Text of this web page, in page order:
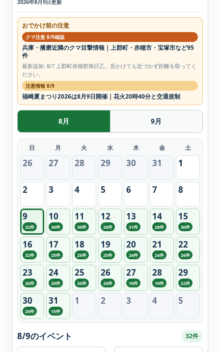
2026年8月9日更新
おでかけ前の注意
クマ注意 8/9確認
兵庫・播磨近隣のクマ目撃情報｜上郡町・赤穂市・宝塚市など95
件
最新追加: 8/7 上郡町赤穂郡旭日乙。見かけても近づかず距離を取ってく
ださい。
注意情報 8/9
福崎夏まつり2026は8月9日開催｜花火20時40分と交通規制
8月 9月
日 月 火 水 木 金 土
26 27 28 29 30 31 1
2 3 4 5 6 7 8
9
32件
10
30件
11
30件
12
28件
13
31件
14
28件
15
30件
16
32件
17
25件
18
25件
19
25件
20
24件
21
24件
22
26件
23
26件
24
20件
25
20件
26
20件
27
19件
28
19件
29
22件
30
20件
31
15件
1 2 3 4 5
8/9のイベント 32件